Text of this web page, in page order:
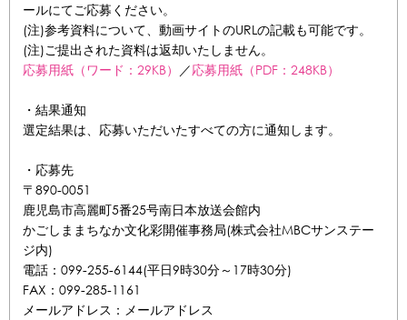
ールにてご応募ください。
(注)参考資料について、動画サイトのURLの記載も可能です。
(注)ご提出された資料は返却いたしません。
応募用紙（ワード：29KB） ／応募用紙（PDF：248KB）
・結果通知
選定結果は、応募いただいたすべての方に通知します。
・応募先
〒890-0051
鹿児島市高麗町5番25号南日本放送会館内
かごしままちなか文化彩開催事務局(株式会社MBCサンステー
ジ内)
電話：099-255-6144(平日9時30分～17時30分)
FAX：099-285-1161
メールアドレス：メールアドレス